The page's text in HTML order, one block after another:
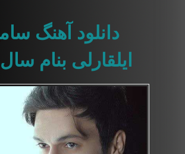
دانلود آهنگ
ایلقارلی بنام سال